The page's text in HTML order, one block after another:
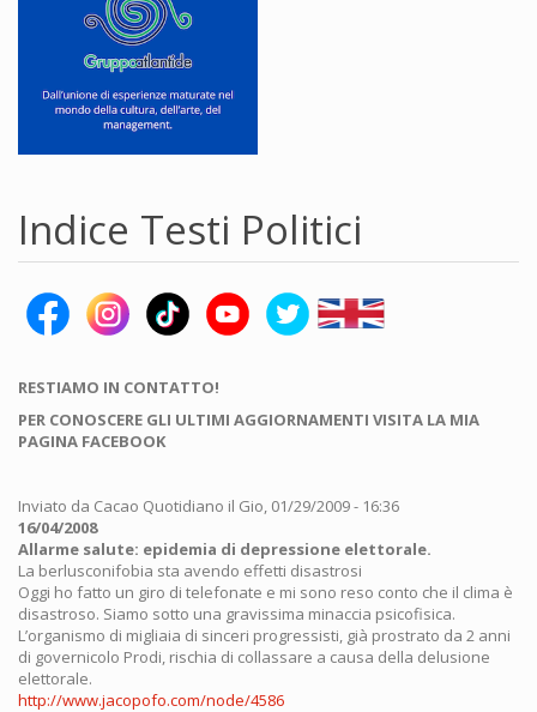
Indice Testi Politici
RESTIAMO IN CONTATTO!
PER CONOSCERE GLI ULTIMI AGGIORNAMENTI VISITA LA MIA
PAGINA FACEBOOK
Inviato da Cacao Quotidiano il Gio, 01/29/2009 - 16:36
16/04/2008
Allarme salute: epidemia di depressione elettorale.
La berlusconifobia sta avendo effetti disastrosi
Oggi ho fatto un giro di telefonate e mi sono reso conto che il clima è
disastroso. Siamo sotto una gravissima minaccia psicofisica.
L’organismo di migliaia di sinceri progressisti, già prostrato da 2 anni
di governicolo Prodi, rischia di collassare a causa della delusione
elettorale.
http://www.jacopofo.com/node/4586